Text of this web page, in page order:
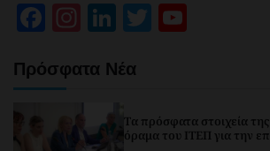
Facebook
Instagram
LinkedIn
Twitter
Πρόσφατα Νέα
Τα πρόσφατα στοιχεία της
όραμα του ΙΤΕΠ για την